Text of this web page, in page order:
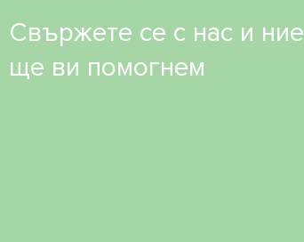
Свържете се с нас и ние
ще ви помогнем